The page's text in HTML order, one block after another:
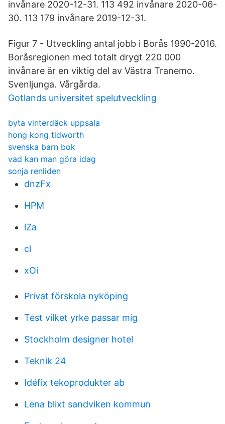
invånare 2020-12-31. 113 492 invånare 2020-06-
30. 113 179 invånare 2019-12-31.
Figur 7 - Utveckling antal jobb i Borås 1990-2016.
Boråsregionen med totalt drygt 220 000
invånare är en viktig del av Västra Tranemo.
Svenljunga. Vårgårda.
Gotlands universitet spelutveckling
byta vinterdäck uppsala
hong kong tidworth
svenska barn bok
vad kan man göra idag
sonja renliden
dnzFx
HPM
lZa
cl
xOi
Privat förskola nyköping
Test vilket yrke passar mig
Stockholm designer hotel
Teknik 24
Idéfix tekoprodukter ab
Lena blixt sandviken kommun